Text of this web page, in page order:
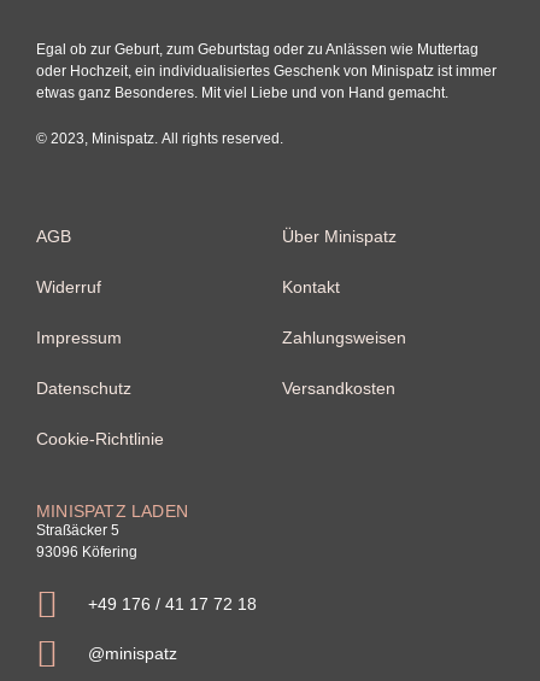
Egal ob zur Geburt, zum Geburtstag oder zu Anlässen wie Muttertag
oder Hochzeit, ein individualisiertes Geschenk von Minispatz ist immer
etwas ganz Besonderes. Mit viel Liebe und von Hand gemacht.
© 2023, Minispatz. All rights reserved.
AGB
Widerruf
Impressum
Datenschutz
Cookie-Richtlinie
Über Minispatz
Kontakt
Zahlungsweisen
Versandkosten
MINISPATZ LADEN
Straßäcker 5
93096 Köfering
+49 176 / 41 17 72 18
@minispatz